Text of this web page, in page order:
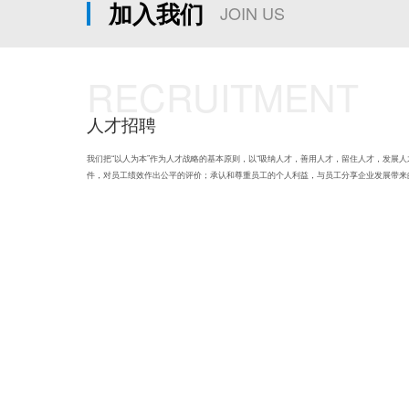
加入我们 JOIN US
人才招聘
我们把“以人为本”作为人才战略的基本原则，以“吸纳人才，善用人才，留住人才，发
件，对员工绩效作出公平的评价；承认和尊重员工的个人利益，与员工分享企业发展带